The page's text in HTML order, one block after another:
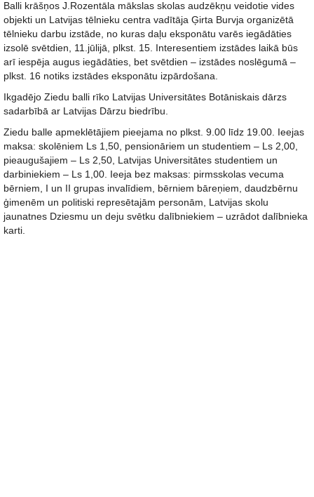
Balli krāšņos J.Rozentāla mākslas skolas audzēkņu veidotie vides
objekti un Latvijas tēlnieku centra vadītāja Ģirta Burvja organizētā
tēlnieku darbu izstāde, no kuras daļu eksponātu varēs iegādāties
izsolē svētdien, 11.jūlijā, plkst. 15. Interesentiem izstādes laikā būs
arī iespēja augus iegādāties, bet svētdien – izstādes noslēgumā –
plkst. 16 notiks izstādes eksponātu izpārdošana.
Ikgadējo Ziedu balli rīko Latvijas Universitātes Botāniskais dārzs
sadarbībā ar Latvijas Dārzu biedrību.
Ziedu balle apmeklētājiem pieejama no plkst. 9.00 līdz 19.00. Ieejas
maksa: skolēniem Ls 1,50, pensionāriem un studentiem – Ls 2,00,
pieaugušajiem – Ls 2,50, Latvijas Universitātes studentiem un
darbiniekiem – Ls 1,00. Ieeja bez maksas: pirmsskolas vecuma
bērniem, I un II grupas invalīdiem, bērniem bāreņiem, daudzbērnu
ģimenēm un politiski represētajām personām, Latvijas skolu
jaunatnes Dziesmu un deju svētku dalībniekiem – uzrādot dalībnieka
karti.